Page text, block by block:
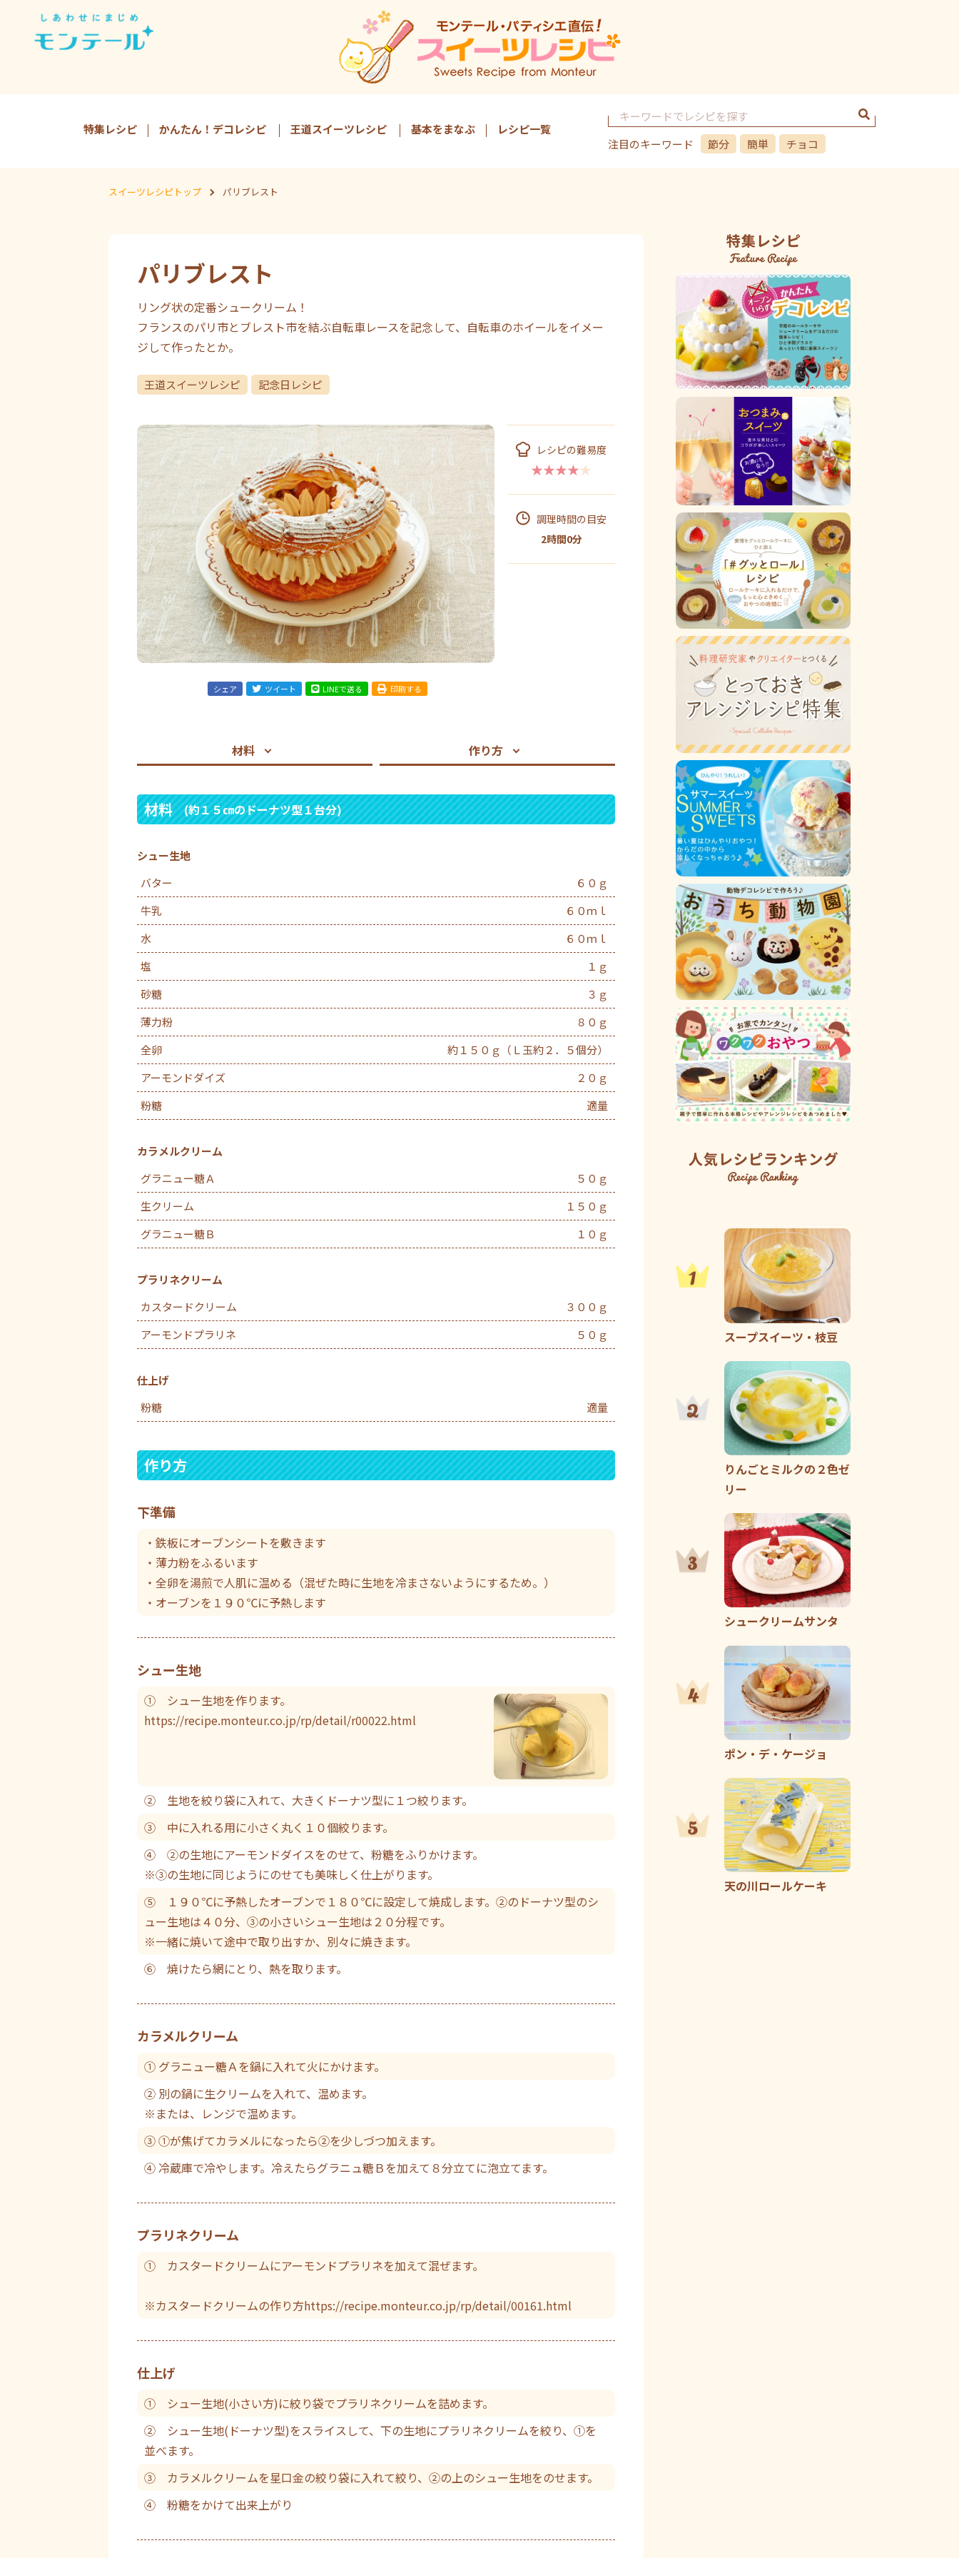
注目のキーワード 節分 簡単 チョコ
特集レシピ かんたん！デコレシピ 王道スイーツレシピ 基本をまなぶ レシピ一覧
スイーツレシピトップ パリブレスト
パリブレスト
リング状の定番シュークリーム！
フランスのパリ市とブレスト市を結ぶ自転車レースを記念して、自転車のホイールをイメー
ジして作ったとか。
王道スイーツレシピ 記念日レシピ
シェア ツイート LINEで送る 印刷する
レシピの難易度
★★★★★
調理時間の目安
2時間0分
材料 作り方
材料 (約１５㎝のドーナツ型１台分)
シュー生地
バター
６０ｇ
牛乳
６０ｍｌ
水
６０ｍｌ
塩
１ｇ
砂糖
３ｇ
薄力粉
８０ｇ
全卵
約１５０ｇ（Ｌ玉約２．５個分）
アーモンドダイズ
２０ｇ
粉糖
適量
カラメルクリーム
グラニュー糖Ａ
５０ｇ
生クリーム
１５０ｇ
グラニュー糖Ｂ
１０ｇ
プラリネクリーム
カスタードクリーム
３００ｇ
アーモンドプラリネ
５０ｇ
仕上げ
粉糖
適量
作り方
下準備
・鉄板にオーブンシートを敷きます
・薄力粉をふるいます
・全卵を湯煎で人肌に温める（混ぜた時に生地を冷まさないようにするため。）
・オーブンを１９０℃に予熱します
シュー生地
① シュー生地を作ります。
https://recipe.monteur.co.jp/rp/detail/r00022.html
② 生地を絞り袋に入れて、大きくドーナツ型に１つ絞ります。
③ 中に入れる用に小さく丸く１０個絞ります。
④ ②の生地にアーモンドダイスをのせて、粉糖をふりかけます。
※③の生地に同じようにのせても美味しく仕上がります。
⑤ １９０℃に予熱したオーブンで１８０℃に設定して焼成します。②のドーナツ型のシ
ュー生地は４０分、③の小さいシュー生地は２０分程です。
※一緒に焼いて途中で取り出すか、別々に焼きます。
⑥ 焼けたら網にとり、熱を取ります。
カラメルクリーム
① グラニュー糖Ａを鍋に入れて火にかけます。
② 別の鍋に生クリームを入れて、温めます。
※または、レンジで温めます。
③ ①が焦げてカラメルになったら②を少しづつ加えます。
④ 冷蔵庫で冷やします。冷えたらグラニュ糖Ｂを加えて８分立てに泡立てます。
プラリネクリーム
① カスタードクリームにアーモンドプラリネを加えて混ぜます。
※カスタードクリームの作り方https://recipe.monteur.co.jp/rp/detail/00161.html
仕上げ
① シュー生地(小さい方)に絞り袋でプラリネクリームを詰めます。
② シュー生地(ドーナツ型)をスライスして、下の生地にプラリネクリームを絞り、①を
並べます。
③ カラメルクリームを星口金の絞り袋に入れて絞り、②の上のシュー生地をのせます。
④ 粉糖をかけて出来上がり
スープスイーツ・枝豆
りんごとミルクの２色ゼ
リー
シュークリームサンタ
ポン・デ・ケージョ
天の川ロールケーキ